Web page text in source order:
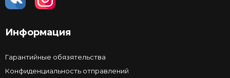
Информация
Гарантийные обязятельства
Конфиденциальность отправлений